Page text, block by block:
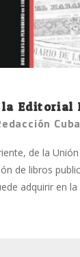
Editorial
de la
de libros
adquirir en la